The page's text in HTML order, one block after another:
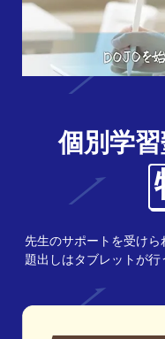
個別学
先生のサポートを受け
題出しはタブレットが